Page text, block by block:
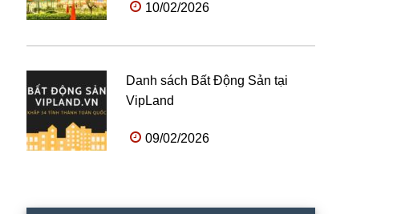
10/02/2026
Danh sách Bất Động Sản tại
VipLand
09/02/2026